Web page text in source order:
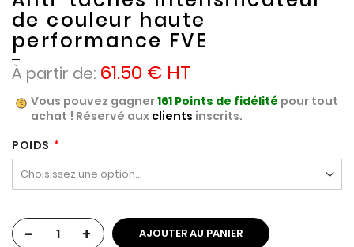
de couleur haute
performance FVE
À partir de 61.50 €
Vous pouvez gagner161 Points de fidélité pour tout
achat ! Réservé aux clients inscrits.
POIDS
- + AJOUTER AU PANIER